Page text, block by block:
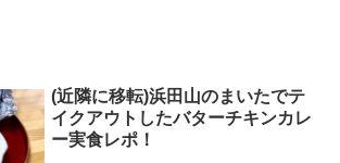
(近隣に移転)浜田山のまいたでテ
イクアウトしたバターチキンカレ
ー実食レポ！